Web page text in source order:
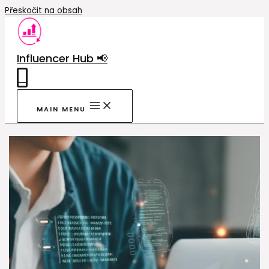
Přeskočit na obsah
Influencer Hub 📢
MAIN MENU